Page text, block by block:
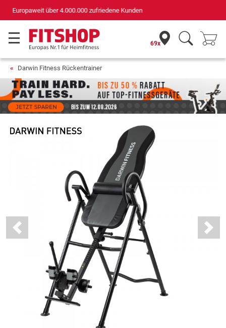
für Sportgeräte (n-tv+DISQ 2016-2024)
69x
Darwin Fitness Rückentrainer
Previous Next